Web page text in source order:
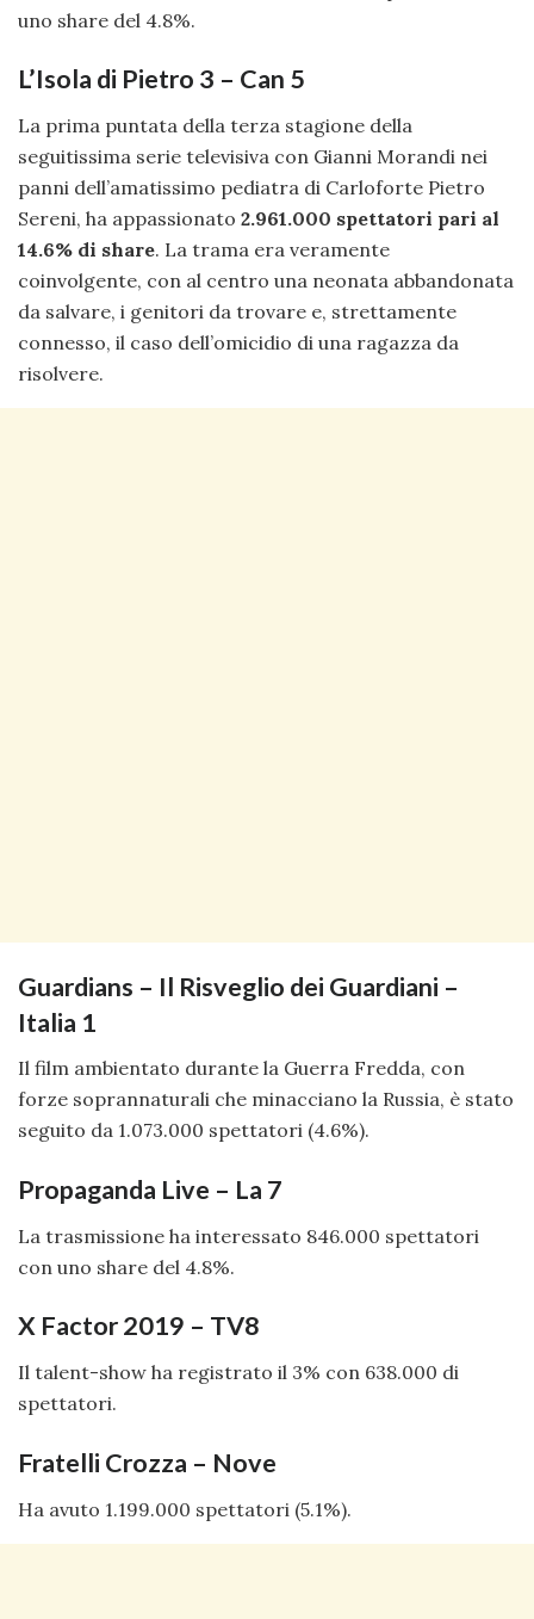
uno share del 4.8%.
L’Isola di Pietro 3 – Can 5
La prima puntata della terza stagione della
seguitissima serie televisiva con Gianni Morandi nei
panni dell’amatissimo pediatra di Carloforte Pietro
Sereni, ha appassionato 2.961.000 spettatori pari al
14.6% di share. La trama era veramente
coinvolgente, con al centro una neonata abbandonata
da salvare, i genitori da trovare e, strettamente
connesso, il caso dell’omicidio di una ragazza da
risolvere.
Guardians – Il Risveglio dei Guardiani –
Italia 1
Il film ambientato durante la Guerra Fredda, con
forze soprannaturali che minacciano la Russia, è stato
seguito da 1.073.000 spettatori (4.6%).
Propaganda Live – La 7
La trasmissione ha interessato 846.000 spettatori
con uno share del 4.8%.
X Factor 2019 – TV8
Il talent-show ha registrato il 3% con 638.000 di
spettatori.
Fratelli Crozza – Nove
Ha avuto 1.199.000 spettatori (5.1%).